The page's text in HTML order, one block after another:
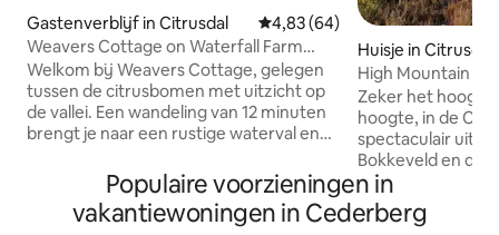
Gastenverblijf in Citrusdal Gemiddelde beoordeling van
4,83 (64)
Weavers Cottage on Waterfall Farm
(voor vier personen)
Welkom bij Weavers Cottage, gelegen
tussen de citrusbomen met uitzicht op
de vallei. Een wandeling van 12 minuten
brengt je naar een rustige waterval en
brengen hun dagen door met wandelen,
zwemmen, boulderen of gewoon
genieten van de stilte. De patio is een
Huisje in Citrusdal
High Mountain
Cederberg
Zeker het
hoogte, in de
spectaculair
Bokkeveld en de
tegen een
ongerepte
retraite en diepe
Populaire voorzieningen in
vakantiewoningen in Cederberg